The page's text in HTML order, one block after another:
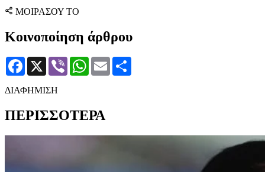
ΜΟΙΡΑΣΟΥ ΤΟ
Κοινοποίηση άρθρου
Facebook
X Viber WhatsApp
Email
ΔΙΑΦΗΜΙΣΗ
ΠΕΡΙΣΣΟΤΕΡΑ